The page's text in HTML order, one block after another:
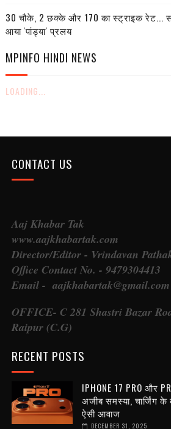
30 चौके, 2 छक्के और 170 का स्ट्राइक रेट...
आया 'पांड्या' प्रलय
MPINFO HINDI NEWS
LOADING...
CONTACT US
Aaj Khabar Tak
www.aajkhabartak.com
Director/Editor - Vrindavan
Office Contact No. - 9479304413
Email - aajkhabartak@gmail.com
OFFICE- C 281 Shastri Bazar
Raipur (C.G)
RECENT POSTS
IPHONE 17 PRO और
अजीब समस्या, चार्जिंग
ऐसी आवाज
DECEMBER 31, 2025